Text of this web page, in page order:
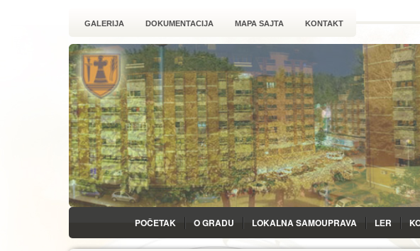
GALERIJA DOKUMENTACIJA MAPA SAJTA KONTAKT
POČETAK O GRADU LOKALNA SAMOUPRAVA LЕR